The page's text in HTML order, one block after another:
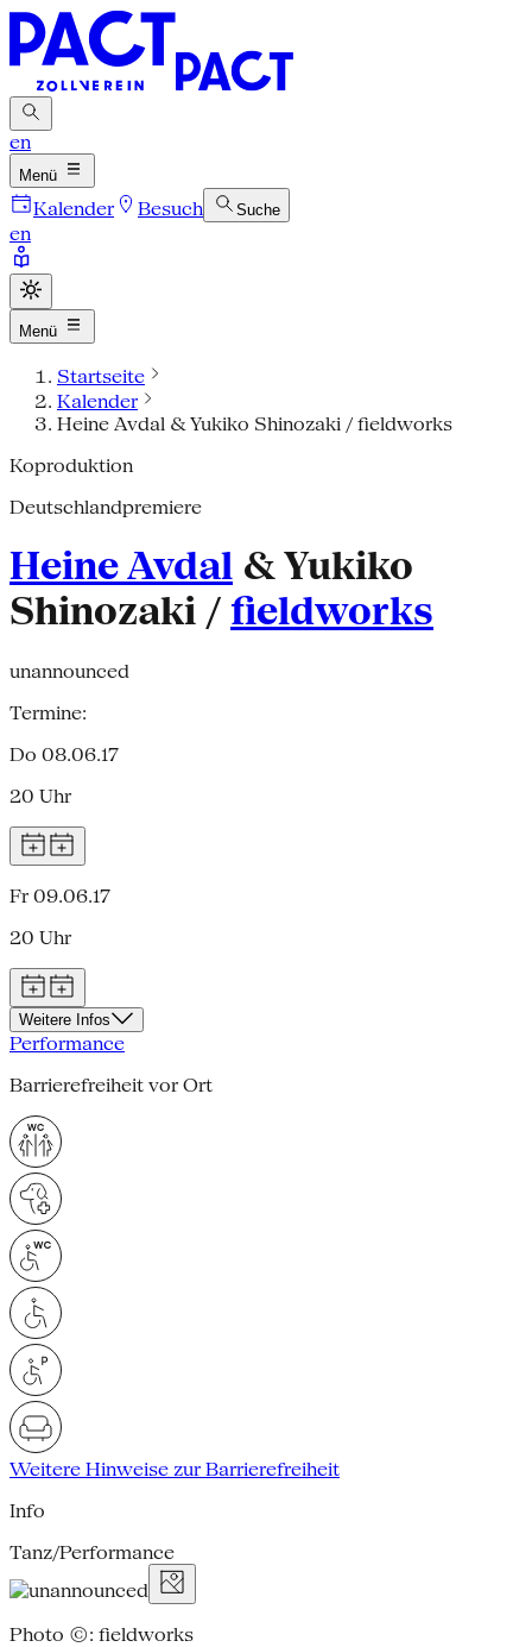
en
Menü
Kalender Besuch Suche
en
Menü
Startseite
Kalender
Heine Avdal & Yukiko Shinozaki / fieldworks
Koproduktion
Deutschlandpremiere
Heine Avdal & Yukiko
Shinozaki / fieldworks
unannounced
Termine:
Do 08.06.17
20 Uhr
Fr 09.06.17
20 Uhr
Weitere Infos
Performance
Barrierefreiheit vor Ort
Weitere Hinweise zur Barrierefreiheit
Info
Tanz/Performance
Photo ©: fieldworks